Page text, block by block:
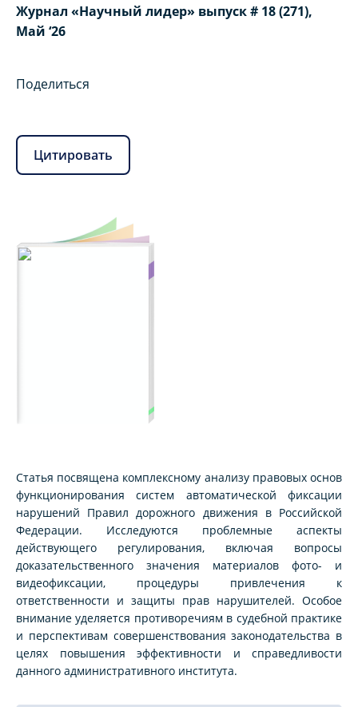
Журнал «Научный лидер» выпуск # 18 (271),
Май ‘26
Поделиться
Цитировать
Статья посвящена комплексному анализу правовых основ
функционирования систем автоматической фиксации
нарушений Правил дорожного движения в Российской
Федерации. Исследуются проблемные аспекты
действующего регулирования, включая вопросы
доказательственного значения материалов фото- и
видеофиксации, процедуры привлечения к
ответственности и защиты прав нарушителей. Особое
внимание уделяется противоречиям в судебной практике
и перспективам совершенствования законодательства в
целях повышения эффективности и справедливости
данного административного института.